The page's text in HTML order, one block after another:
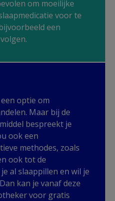
om moeilijke
voor te
een
optie om
Maar bij de
bespreekt je
ook een
methodes, zoals
ook tot de
al slaappillen en wil je
kan je vanaf deze
voor gratis